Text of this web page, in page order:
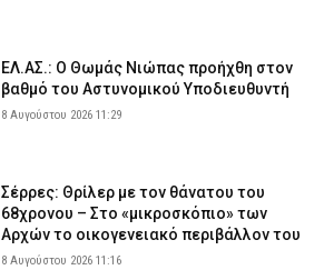
ΕΛ.ΑΣ.: Ο Θωμάς Νιώπας προήχθη στον
βαθμό του Αστυνομικού Υποδιευθυντή
8 Αυγούστου 2026 11:29
Σέρρες: Θρίλερ με τον θάνατου του
68χρονου – Στο «μικροσκόπιο» των
Αρχών το οικογενειακό περιβάλλον του
8 Αυγούστου 2026 11:16